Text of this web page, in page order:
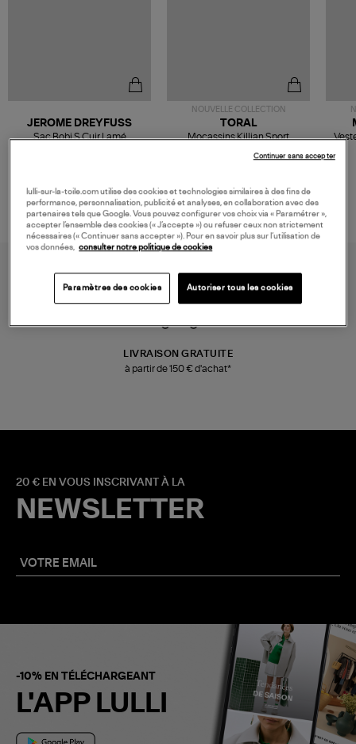
JEROME DREYFUSS
Sac Bobi S Cuir Lamé
NOUVELLE COLLECTION
189,00 €
TORAL
Mocassins Killian Sport
LIVRAISON GRATUITE
à partir de 150 € d'achat*
20 € EN VOUS INSCRIVANT À LA
NEWSLETTER
-10% EN TÉLÉCHARGEANT
L'APP LULLI
lulli-sur-la-toile.com utilise des cookies et technologies similaires à des fins de
performance, personnalisation, publicité et analyses, en collaboration avec des
partenaires tels que Google. Vous pouvez configurer vos choix via « Paramétrer »,
accepter l’ensemble des cookies (« J’accepte ») ou refuser ceux non strictement
nécessaires (« Continuer sans accepter »). Pour en savoir plus sur l’utilisation de
vos données, consulter notre politique de cookies
Paramètres des cookies Autoriser tous les cookies
Continuer sans accepter